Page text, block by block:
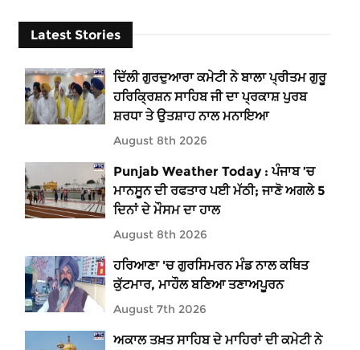
Latest Stories
ਦਿੱਲੀ ਗੁਰਦੁਆਰਾ ਕਮੇਟੀ ਨੇ ਬਾਲਾ ਪ੍ਰੀਤਮ ਗੁਰੂ
ਹਰਿਕ੍ਰਿਸ਼ਨ ਸਾਹਿਬ ਜੀ ਦਾ ਪ੍ਰਕਾਸ਼ ਪੁਰਬ
ਸ਼ਰਧਾ ਤੇ ਉਤਸ਼ਾਹ ਨਾਲ ਮਨਾਇਆ
August 8th 2026
Punjab Weather Today : ਪੰਜਾਬ ’ਚ
ਮਾਨਸੂਨ ਦੀ ਰਫਤਾਰ ਪਈ ਮੱਠੀ; ਜਾਣੋ ਅਗਲੇ 5
ਦਿਨਾਂ ਦੇ ਮੌਸਮ ਦਾ ਹਾਲ
August 8th 2026
ਹਰਿਆਣਾ 'ਚ ਗੁਰਸਿਮਰਨ ਮੰਡ ਨਾਲ ਕਥਿਤ
ਕੁੱਟਮਾਰ, ਮਾਹੌਲ ਬਣਿਆ ਤਣਾਅਪੂਰਨ
August 7th 2026
ਅਕਾਲ ਤਖ਼ਤ ਸਾਹਿਬ ਦੇ ਮਾਹਿਰਾਂ ਦੀ ਕਮੇਟੀ ਨੇ